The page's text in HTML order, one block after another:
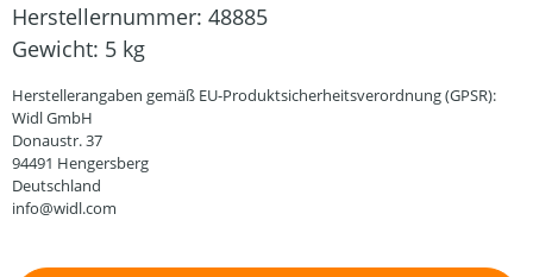
Herstellernummer: 48885
Gewicht: 5 kg
Herstellerangaben gemäß EU-Produktsicherheitsverordnung (GPSR):
Widl GmbH
Donaustr. 37
94491 Hengersberg
Deutschland
info@widl.com